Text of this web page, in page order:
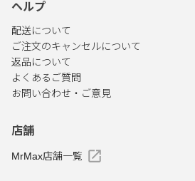
ヘルプ
配送について
ご注文のキャンセルについて
返品について
よくあるご質問
お問い合わせ・ご意見
店舗
MrMax店舗一覧